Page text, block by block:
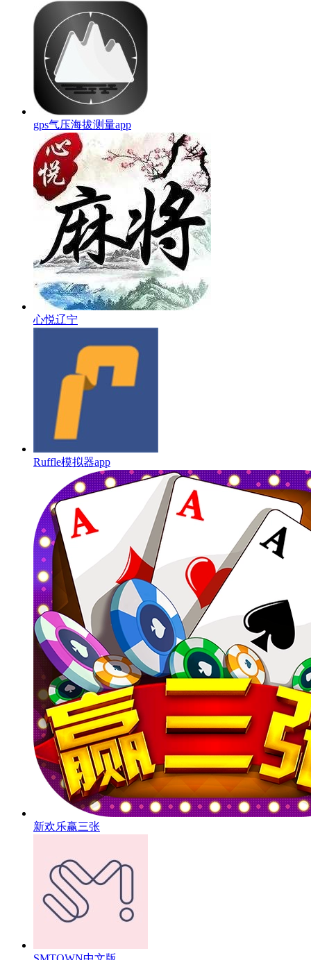
gps气压海拔测量app
心悦辽宁
Ruffle模拟器app
新欢乐赢三张